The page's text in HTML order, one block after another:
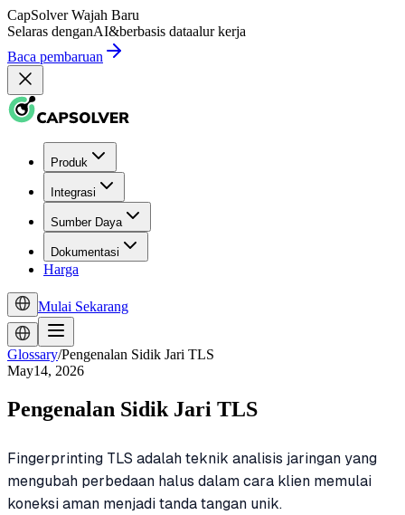
CapSolver Wajah Baru
Selaras denganAI&berbasis dataalur kerja
Baca pembaruan
Produk
Integrasi
Sumber Daya
Dokumentasi
Harga
Mulai Sekarang
Glossary/Pengenalan Sidik Jari TLS
May14, 2026
Pengenalan Sidik Jari TLS
Fingerprinting TLS adalah teknik analisis jaringan yang
mengubah perbedaan halus dalam cara klien memulai
koneksi aman menjadi tanda tangan unik.